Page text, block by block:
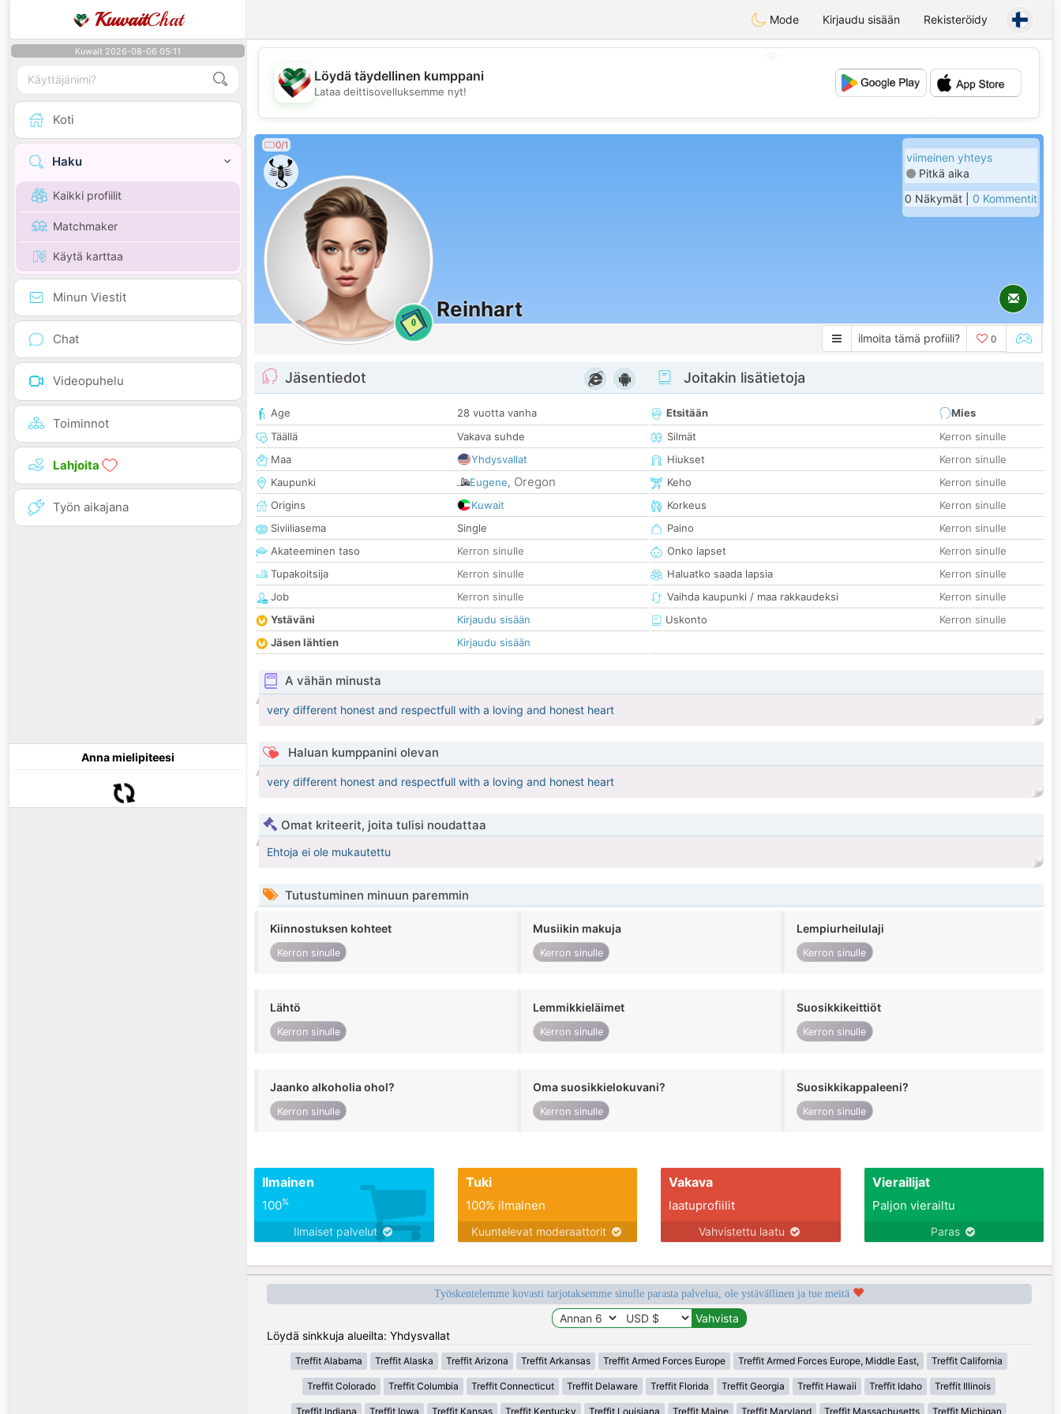
KuwaitChat Mode Kirjaudu sisään Rekisteröidy
Kuwait 2026-08-06 05:11
Koti
Haku
Kaikki profiilit
Matchmaker
Käytä karttaa
Minun Viestit
Chat
Videopuhelu
Toiminnot
Lahjoita
Työn aikajana
Anna mielipiteesi
💖
💕
Löydä täydellinen kumppani
Lataa deittisovelluksemme nyt!
0/1
0
Reinhart
viimeinen yhteys
Pitkä aika
0 Näkymät | 0 Kommentit
ilmoita tämä profiili? 0
Jäsentiedot
Age
28 vuotta vanha
Täällä
Vakava suhde
Maa
Yhdysvallat
Kaupunki
Eugene, Oregon
Origins
Kuwait
Siviiliasema
Single
Akateeminen taso
Kerron sinulle
Tupakoitsija
Kerron sinulle
Job
Kerron sinulle
Ystäväni
Kirjaudu sisään
Jäsen lähtien
Kirjaudu sisään
Joitakin lisätietoja
Etsitään
Mies
Silmät
Kerron sinulle
Hiukset
Kerron sinulle
Keho
Kerron sinulle
Korkeus
Kerron sinulle
Paino
Kerron sinulle
Onko lapset
Kerron sinulle
Haluatko saada lapsia
Kerron sinulle
Vaihda kaupunki / maa rakkaudeksi
Kerron sinulle
Uskonto
Kerron sinulle
A vähän minusta
very different honest and respectfull with a loving and honest heart
Haluan kumppanini olevan
very different honest and respectfull with a loving and honest heart
Omat kriteerit, joita tulisi noudattaa
Ehtoja ei ole mukautettu
Tutustuminen minuun paremmin
Kiinnostuksen kohteet
Kerron sinulle
Musiikin makuja
Kerron sinulle
Lempiurheilulaji
Kerron sinulle
Lähtö
Kerron sinulle
Lemmikkieläimet
Kerron sinulle
Suosikkikeittiöt
Kerron sinulle
Jaanko alkoholia ohol?
Kerron sinulle
Oma suosikkielokuvani?
Kerron sinulle
Suosikkikappaleeni?
Kerron sinulle
Ilmainen
100%
Ilmaiset palvelut
Tuki
100% ilmainen
Kuuntelevat moderaattorit
Vakava
laatuprofiilit
Vahvistettu laatu
Vierailijat
Paljon vierailtu
Paras
Työskentelemme kovasti tarjotaksemme sinulle parasta palvelua, ole ystävällinen ja tue meitä
Löydä sinkkuja alueilta: Yhdysvallat
Treffit Alabama Treffit Alaska Treffit Arizona Treffit Arkansas Treffit Armed Forces Europe Treffit Armed Forces Europe, Middle East, Treffit California
Treffit Colorado Treffit Columbia Treffit Connecticut Treffit Delaware Treffit Florida Treffit Georgia Treffit Hawaii Treffit Idaho Treffit Illinois
Treffit Indiana Treffit Iowa Treffit Kansas Treffit Kentucky Treffit Louisiana Treffit Maine Treffit Maryland Treffit Massachusetts Treffit Michigan